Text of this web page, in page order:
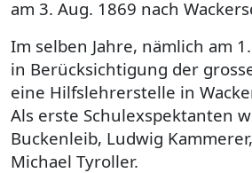
am 3. Aug. 1869 nach
Im selben Jahre, nämlich am
in Berücksichtigung der
eine Hilfslehrerstelle in
Als erste Schulexspektanten
Buckenleib, Ludwig
Michael Tyroller.